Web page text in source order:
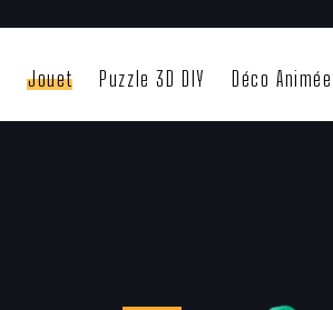
Jouet Puzzle 3D DIY Déco Animée